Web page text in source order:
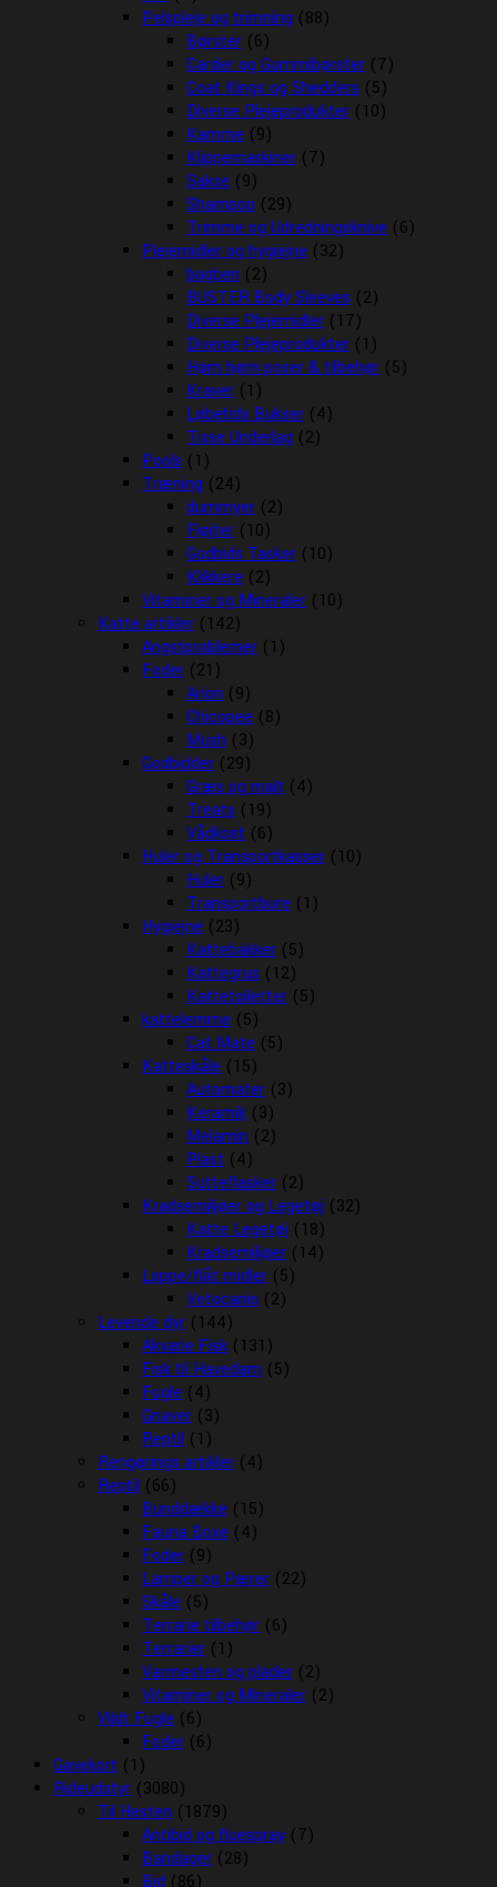
Pelspleje og trimning (88)
Børster (6)
Carder og Gummibørster (7)
Coat Kings og Shedders (5)
Diverse Plejeprodukter (10)
Kamme (9)
Klippemaskiner (7)
Sakse (9)
Shampoo (29)
Trimme og Udredningsknive (6)
Plejemidler og hygiejne (32)
bagben (2)
BUSTER Body Sleeves (2)
Diverse Plejemidler (17)
Diverse Plejeprodukter (1)
Høm høm poser & tilbehør (5)
Kraver (1)
Løbetids Bukser (4)
Tisse Underlag (2)
Pools (1)
Træning (24)
dummyer (2)
Fløjter (10)
Godbids Tasker (10)
Klikkere (2)
Vitaminer og Mineraler (10)
Katte artikler (142)
Angstproblemer (1)
Foder (21)
Arion (9)
Chicopee (8)
Mush (3)
Godbidder (29)
Græs og malt (4)
Treats (19)
Vådkost (6)
Huler og Transportkasser (10)
Huler (9)
Transportbure (1)
Hygiejne (23)
Kattebakker (5)
Kattegrus (12)
Kattetoiletter (5)
kattelemme (5)
Cat Mate (5)
Katteskåle (15)
Automater (3)
Keramik (3)
Melamin (2)
Plast (4)
Sutteflasker (2)
Kradsemiljøer og Legetøj (32)
Katte Legetøj (18)
Kradsemiljøer (14)
Loppe/flåt midler (5)
Vetocanis (2)
Levende dyr (144)
Akvarie Fisk (131)
Fisk til Havedam (5)
Fugle (4)
Gnaver (3)
Reptil (1)
Rengørings artikler (4)
Reptil (66)
Bunddække (15)
Fauna Boxe (4)
Foder (9)
Lamper og Pærer (22)
Skåle (5)
Terrarie tilbehør (6)
Terrarier (1)
Varmesten og plader (2)
Vitaminer og Mineraler (2)
Vildt Fugle (6)
Foder (6)
Gavekort (1)
Rideudstyr (3080)
Til Hesten (1879)
Antibid og fluespray (7)
Bandager (28)
Bid (86)